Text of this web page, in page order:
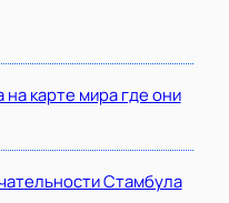
карте мира где они
Стамбула